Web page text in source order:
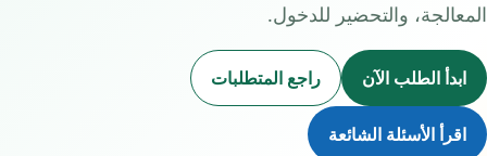
المعالجة، والتحضير للدخول.
ابدأ الطلب الآن راجع المتطلبات
اقرأ الأسئلة الشائعة